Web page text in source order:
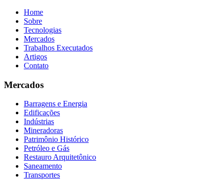
Home
Sobre
Tecnologias
Mercados
Trabalhos Executados
Artigos
Contato
Mercados
Barragens e Energia
Edificações
Indústrias
Mineradoras
Patrimônio Histórico
Petróleo e Gás
Restauro Arquitetônico
Saneamento
Transportes